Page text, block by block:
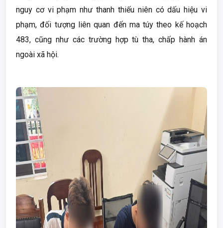
nguy cơ vi phạm như thanh thiếu niên có dấu hiệu vi
phạm, đối tượng liên quan đến ma túy theo kế hoạch
483, cũng như các trường hợp tù tha, chấp hành án
ngoài xã hội.